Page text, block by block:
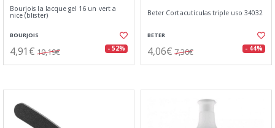
Bourjois la lacque gel 16 un vert a
nice (blister)
BOURJOIS
4,91€ 10,19€ - 52%
Beter Cortacutículas triple uso 34032
BETER
4,06€ 7,30€ - 44%